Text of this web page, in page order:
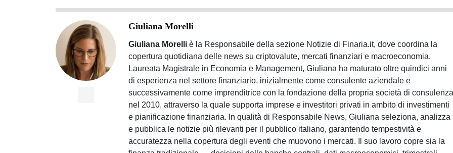
Giuliana Morelli
Giuliana Morelliè la Responsabile della sezione Notizie di Finaria.it, dove coordina la
copertura quotidiana delle news su criptovalute, mercati finanziari e macroeconomia.
Laureata Magistrale in Economia e Management, Giuliana ha maturato oltre quindici anni
di esperienza nel settore finanziario, inizialmente come consulente aziendale e
successivamente come imprenditrice con la fondazione della propria società di consulenza
nel 2010, attraverso la quale supporta imprese e investitori privati in ambito di investimenti
e pianificazione finanziaria. In qualità di Responsabile News, Giuliana seleziona, analizza
e pubblica le notizie più rilevanti per il pubblico italiano, garantendo tempestività e
accuratezza nella copertura degli eventi che muovono i mercati. Il suo lavoro copre sia la